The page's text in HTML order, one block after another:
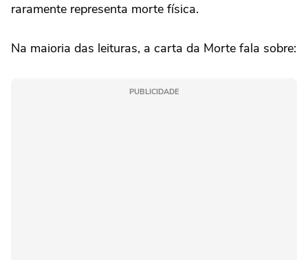
raramente representa morte física.
Na maioria das leituras, a carta da Morte fala sobre:
PUBLICIDADE